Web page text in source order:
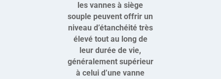
les vannes à siège
souple peuvent offrir un
niveau d’étanchéité très
élevé tout au long de
leur durée de vie,
généralement supérieur
à celui d’une vanne